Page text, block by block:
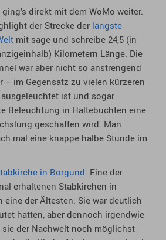
direkt mit dem WoMo weiter.
der Strecke der längste
mit sage und schreibe 24,5 (in
Kilometern Länge. Die
war aber nicht so anstrengend
– im Gegensatz zu vielen kürzeren
ist und sogar
Beleuchtung in Haltebuchten eine
geschaffen wird. Man
mal eine knappe halbe Stunde im
in Borgund. Eine der
erhaltenen Stabkirchen in
eine der Ältesten. Sie war deutlich
hatten, aber dennoch irgendwie
sie der Nachwelt noch möglichst